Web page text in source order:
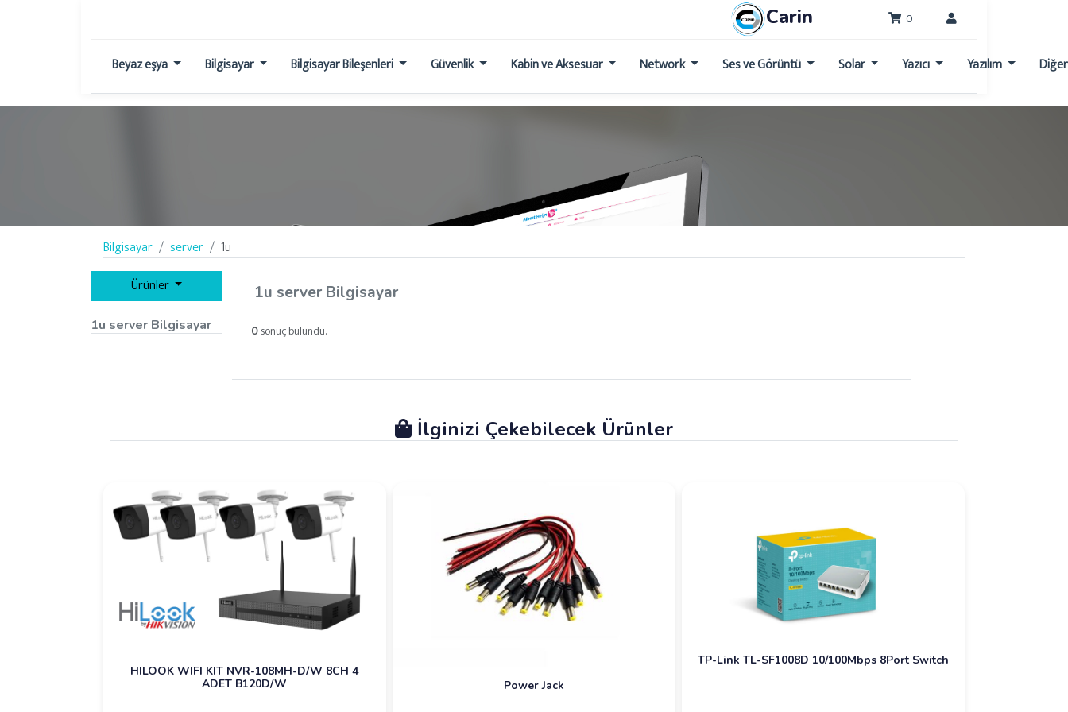
Carin 0
Beyaz eşya Bilgisayar Bilgisayar Bileşenleri Güvenlik Kabin ve Aksesuar Network Ses ve Görüntü Solar Yazıcı Yazılım
Bilgisayar server
1u
Ürünler
1u server Bilgisayar
1u server Bilgisayar
0sonuç bulundu.
İlginizi Çekebilecek Ürünler
HILOOK WIFI KIT NVR-108MH-D/W 8CH 4
ADET B120D/W
Power Jack
TP-Link TL-SF1008D 10/100Mbps 8Port Switch